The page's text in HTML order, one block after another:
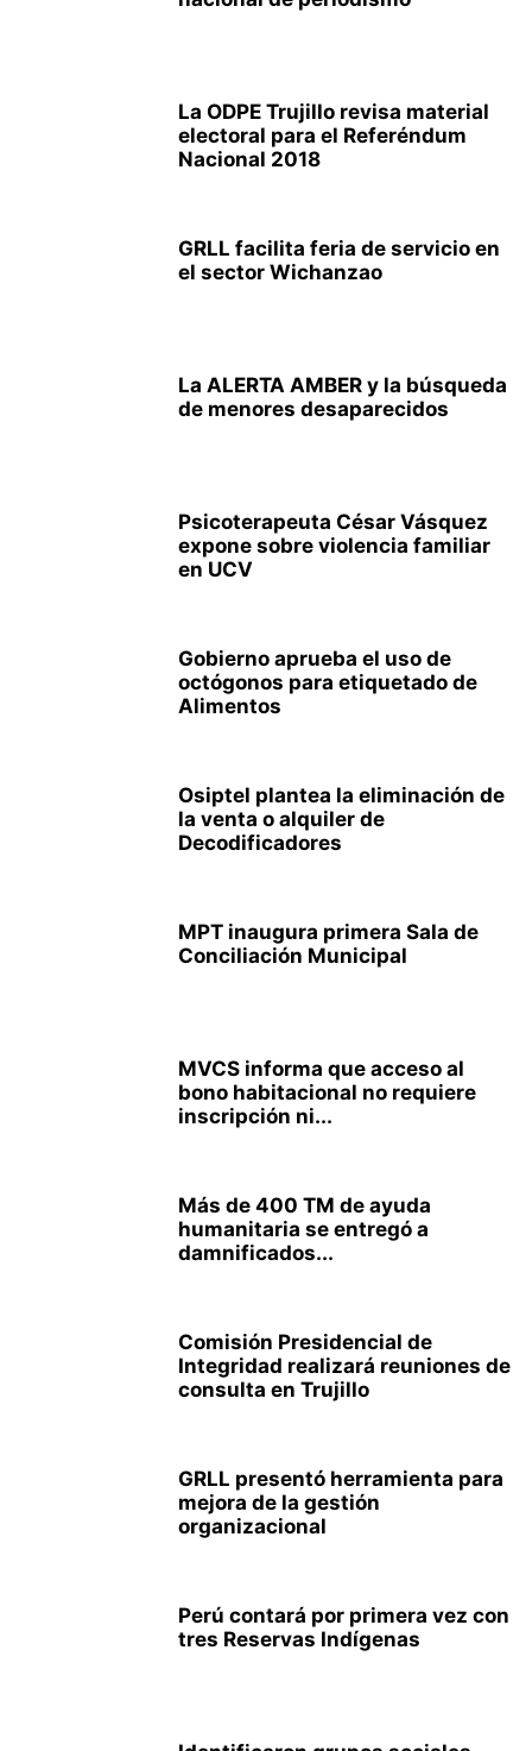
La ODPE Trujillo revisa material
electoral para el Referéndum
Nacional 2018
GRLL facilita feria de servicio en
el sector Wichanzao
La ALERTA AMBER y la búsqueda
de menores desaparecidos
Psicoterapeuta César Vásquez
expone sobre violencia familiar
en UCV
Gobierno aprueba el uso de
octógonos para etiquetado de
Alimentos
Osiptel plantea la eliminación de
la venta o alquiler de
Decodificadores
MPT inaugura primera Sala de
Conciliación Municipal
MVCS informa que acceso al
bono habitacional no requiere
inscripción ni...
Más de 400 TM de ayuda
humanitaria se entregó a
damnificados...
Comisión Presidencial de
Integridad realizará reuniones de
consulta en Trujillo
GRLL presentó herramienta para
mejora de la gestión
organizacional
Perú contará por primera vez con
tres Reservas Indígenas